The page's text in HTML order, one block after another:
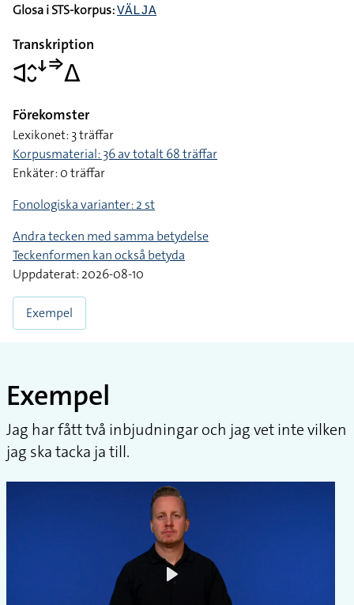
Glosa i STS-korpus:VÄLJA
Transkription
􌥉􌤵􌤷􌦄􌦆􌤩
Förekomster
Lexikonet: 3 träffar
Korpusmaterial: 36 av totalt 68 träffar
Enkäter: 0 träffar
Fonologiska varianter: 2 st
Andra tecken med samma betydelse
Teckenformen kan också betyda
Uppdaterat: 2026-08-10
Exempel
Exempel
Jag har fått två inbjudningar och jag vet inte vilken
jag ska tacka ja till.